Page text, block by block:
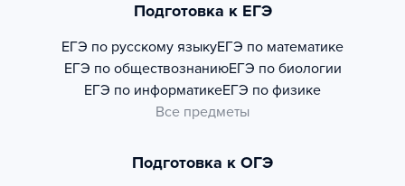
Подготовка к ЕГЭ
ЕГЭ по русскому языкуЕГЭ по математике
ЕГЭ по обществознаниюЕГЭ по биологии
ЕГЭ по информатикеЕГЭ по физике
Все предметы
Подготовка к ОГЭ